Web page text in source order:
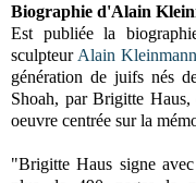
Biographie d'Alain
Est publiée la
sculpteur Alain Kleinmann
génération de juifs nés
Shoah, par Brigitte Haus,
oeuvre centrée sur la
"Brigitte Haus signe